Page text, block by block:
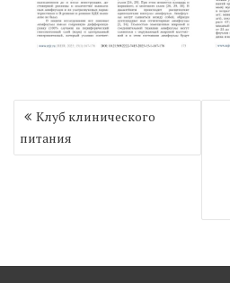
Навигация
по
записям
Клуб клинического
питания